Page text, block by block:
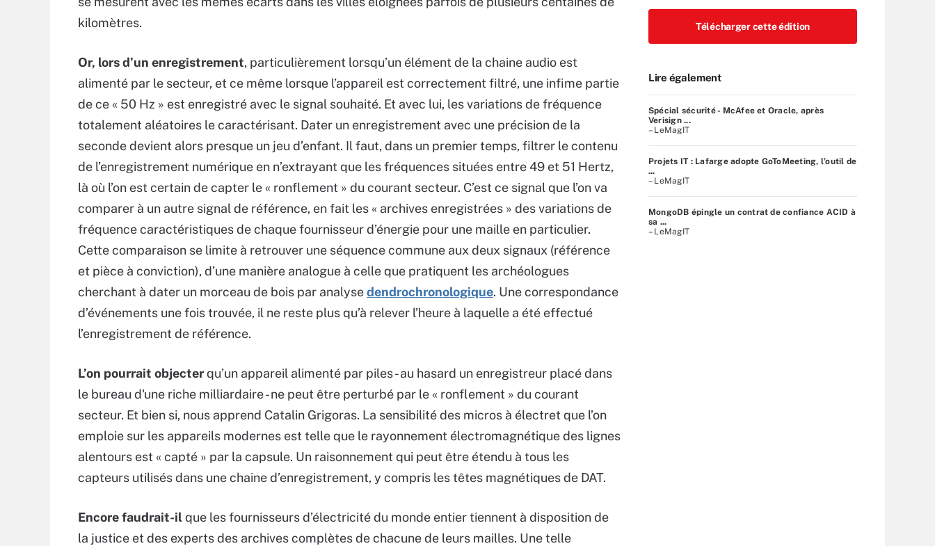
kilomètres.
Or, lors d’un enregistrement, particulièrement lorsqu’un élément de la chaine audio est
alimenté par le secteur, et ce même lorsque l’appareil est correctement filtré, une infime partie
de ce « 50 Hz » est enregistré avec le signal souhaité. Et avec lui, les variations de fréquence
totalement aléatoires le caractérisant. Dater un enregistrement avec une précision de la
seconde devient alors presque un jeu d’enfant. Il faut, dans un premier temps, filtrer le contenu
de l’enregistrement numérique en n’extrayant que les fréquences situées entre 49 et 51 Hertz,
là où l’on est certain de capter le « ronflement » du courant secteur. C’est ce signal que l’on va
comparer à un autre signal de référence, en fait les « archives enregistrées » des variations de
fréquence caractéristiques de chaque fournisseur d’énergie pour une maille en particulier.
Cette comparaison se limite à retrouver une séquence commune aux deux signaux (référence
et pièce à conviction), d’une manière analogue à celle que pratiquent les archéologues
cherchant à dater un morceau de bois par analysedendrochronologique. Une correspondance
d’événements une fois trouvée, il ne reste plus qu’à relever l’heure à laquelle a été effectué
l’enregistrement de référence.
L’on pourrait objecterqu’un appareil alimenté par piles - au hasard un enregistreur placé dans
le bureau d'une riche milliardaire - ne peut être perturbé par le « ronflement » du courant
secteur. Et bien si, nous apprend Catalin Grigoras. La sensibilité des micros à électret que l’on
emploie sur les appareils modernes est telle que le rayonnement électromagnétique des lignes
alentours est « capté » par la capsule. Un raisonnement qui peut être étendu à tous les
capteurs utilisés dans une chaine d’enregistrement, y compris les têtes magnétiques de DAT.
Encore faudrait-ilque les fournisseurs d’électricité du monde entier tiennent à disposition de
la justice et des experts des archives complètes de chacune de leurs mailles. Une telle
Télécharger cette édition
Lire également
Spécial sécurité - McAfee et Oracle, après
Verisign ...
– LeMagIT
Projets IT : Lafarge adopte GoToMeeting, l’outil de
...
– LeMagIT
MongoDB épingle un contrat de confiance ACID à
sa ...
– LeMagIT